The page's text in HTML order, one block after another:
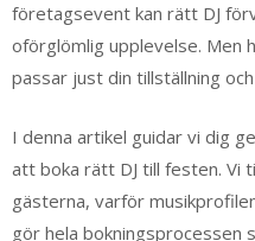
företagsevent kan rätt DJ
oförglömlig upplevelse. Men
passar just din tillställning
I denna artikel guidar vi dig
att boka rätt DJ till festen. Vi
gästerna, varför
gör hela bokningsprocessen